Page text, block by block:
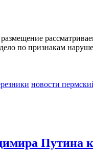
по признакам
новости
Путина